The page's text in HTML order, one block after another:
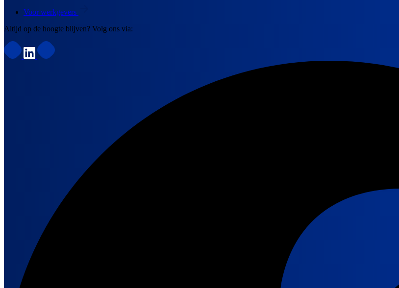
Voor werkgevers
Altijd op de hoogte blijven? Volg ons via: